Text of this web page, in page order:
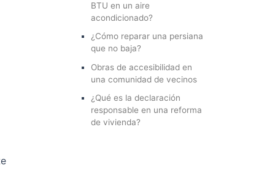
BTU en un aire
acondicionado?
¿Cómo reparar una persiana
que no baja?
Obras de accesibilidad en
una comunidad de vecinos
¿Qué es la declaración
responsable en una reforma
de vivienda?